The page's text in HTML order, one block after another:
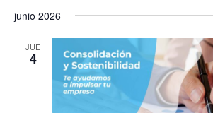
junio 2026
JUE
4